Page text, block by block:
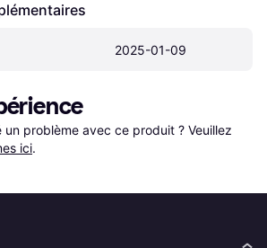
2025-01-09
problème avec ce produit ? Veuillez
ici.